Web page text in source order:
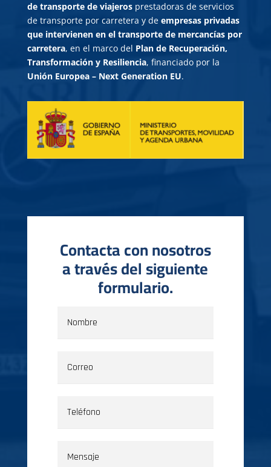
de transporte de viajerosprestadoras de servicios
de transporte por carretera y de empresas privadas
que intervienen en el transporte de mercancías por
carretera, en el marco del Plan de Recuperación,
Transformación y Resiliencia, financiado por la
Unión Europea – Next Generation EU.
Contacta con nosotros
a través del siguiente
formulario.